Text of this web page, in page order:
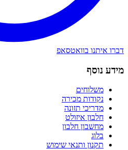
דברו איתנו בוואטסאפ
מידע נוסף
משלוחים
נקודות מכירה
מדריכי תזונה
חלבון איזולט
מחשבון חלבון
בלוג
תקנון ותנאי שימוש